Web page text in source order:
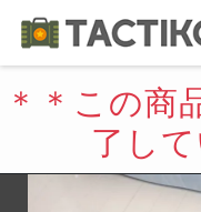
＊＊この商
了し